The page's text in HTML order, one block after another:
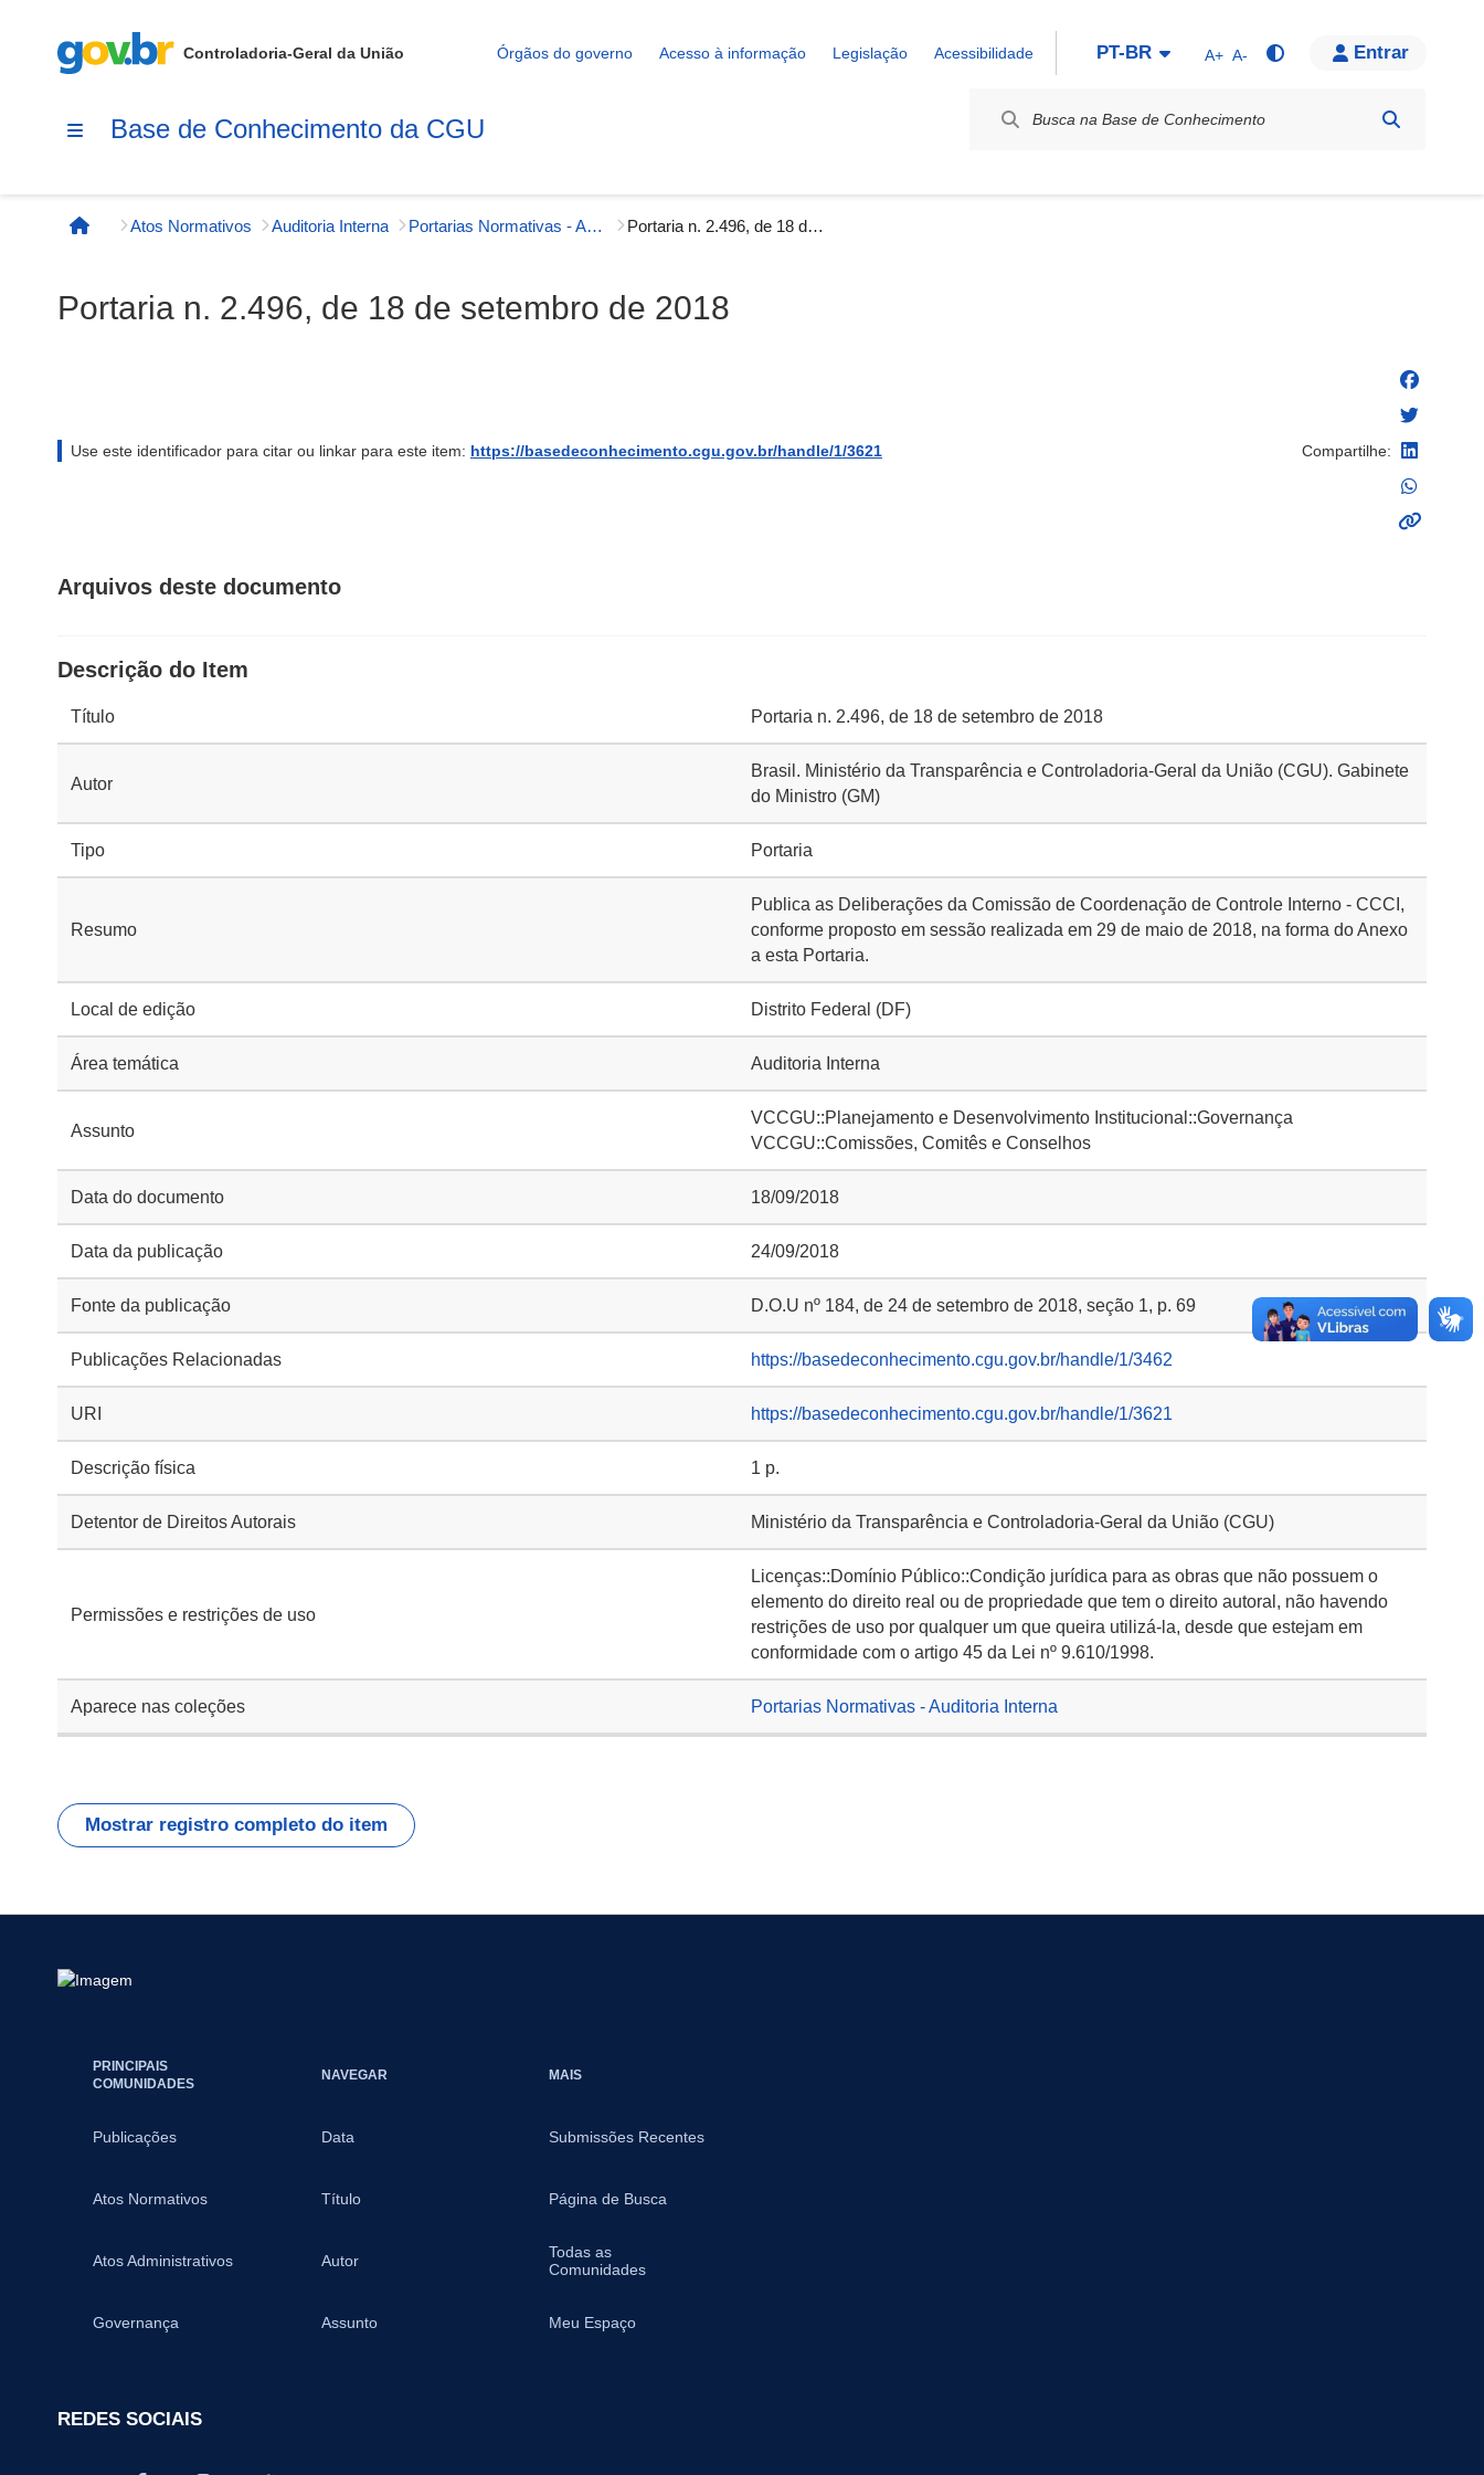
Controladoria-Geral da União Órgãos do governo Acesso à informação Legislação Acessibilidade PT-BR A+ A- Entrar
Base de Conhecimento da CGU
Página inicial
Atos Normativos Auditoria Interna Portarias Normativas - Auditoria Interna Portaria n. 2.496, de 18 de setembro de 2018
Portaria n. 2.496, de 18 de setembro de 2018
Use este identificador para citar ou linkar para este item: https://basedeconhecimento.cgu.gov.br/handle/1/3621 Compartilhe:
Arquivos deste documento
Descrição do Item
Título Portaria n. 2.496, de 18 de setembro de 2018
Autor
Brasil. Ministério da Transparência e Controladoria-Geral da União (CGU). Gabinete
do Ministro (GM)
Tipo Portaria
Resumo
Publica as Deliberações da Comissão de Coordenação de Controle Interno - CCCI,
conforme proposto em sessão realizada em 29 de maio de 2018, na forma do Anexo
a esta Portaria.
Local de edição Distrito Federal (DF)
Área temática Auditoria Interna
Assunto
VCCGU::Planejamento e Desenvolvimento Institucional::Governança
VCCGU::Comissões, Comitês e Conselhos
Data do documento 18/09/2018
Data da publicação 24/09/2018
Fonte da publicação D.O.U nº 184, de 24 de setembro de 2018, seção 1, p. 69
Publicações Relacionadas https://basedeconhecimento.cgu.gov.br/handle/1/3462
URI https://basedeconhecimento.cgu.gov.br/handle/1/3621
Descrição física 1 p.
Detentor de Direitos Autorais Ministério da Transparência e Controladoria-Geral da União (CGU)
Permissões e restrições de uso
Licenças::Domínio Público::Condição jurídica para as obras que não possuem o
elemento do direito real ou de propriedade que tem o direito autoral, não havendo
restrições de uso por qualquer um que queira utilizá-la, desde que estejam em
conformidade com o artigo 45 da Lei nº 9.610/1998.
Aparece nas coleções Portarias Normativas - Auditoria Interna
Mostrar registro completo do item
PRINCIPAIS
COMUNIDADES
Publicações
Atos Normativos
Atos Administrativos
Governança
NAVEGAR
Data
Título
Autor
Assunto
MAIS
Submissões Recentes
Página de Busca
Todas as
Comunidades
Meu Espaço
REDES SOCIAIS